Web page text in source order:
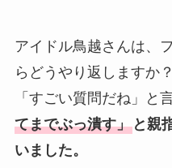
アイドル鳥越さんは、
らどうやり返しますか
「すごい質問だね」と
てまでぶっ潰す」と親
いました。